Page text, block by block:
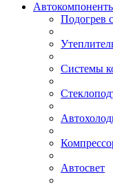
Подогрев
Системы
Автосвет